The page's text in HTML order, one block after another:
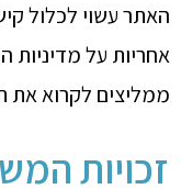
האתר עשוי לכלול
אחריות על מדיניות
ממליצים לקרוא את
זכויות